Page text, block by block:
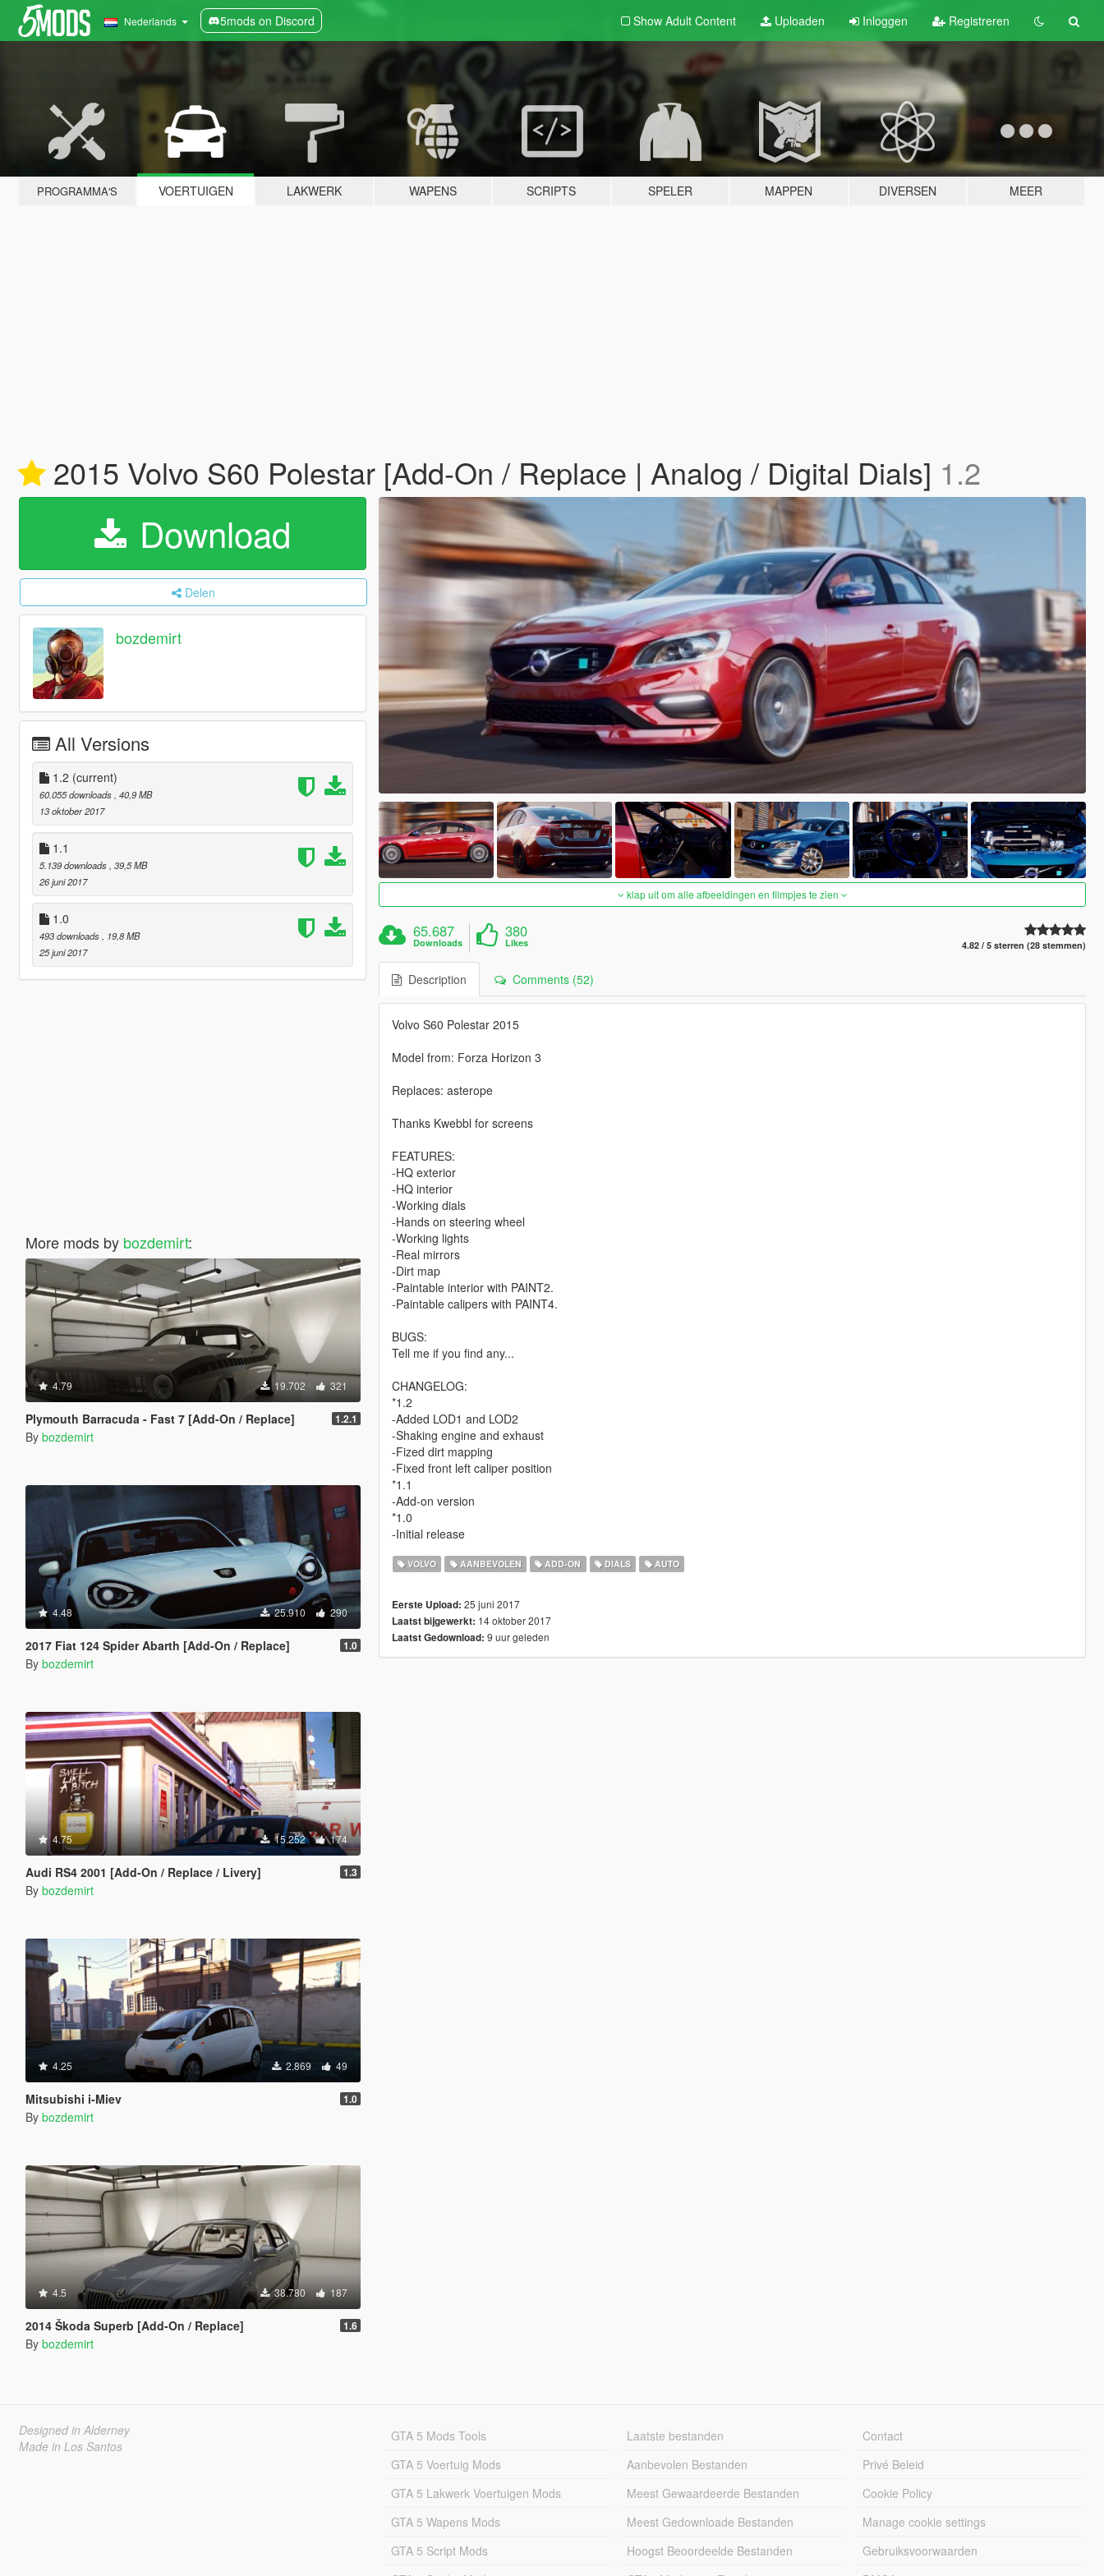
Nederlands 5mods on Discord Show Adult Content Uploaden Inloggen Registreren
PROGRAMMA'S VOERTUIGEN LAKWERK WAPENS SCRIPTS SPELER MAPPEN DIVERSEN MEER
2015 Volvo S60 Polestar [Add-On / Replace | Analog / Digital Dials] 1.2
Download
Delen
bozdemirt
All Versions
1.2 (current)
60.055 downloads , 40,9 MB
13 oktober 2017
1.1
5.139 downloads , 39,5 MB
26 juni 2017
1.0
493 downloads
, 19,8 MB
25 juni 2017
More mods by bozdemirt:
4.79 19.702 321
Plymouth Barracuda - Fast 7 [Add-On / Replace] 1.2.1
By bozdemirt
4.48 25.910 290
2017 Fiat 124 Spider Abarth [Add-On / Replace] 1.0
By bozdemirt
4.75 15.252 174
Audi RS4 2001 [Add-On / Replace / Livery] 1.3
By bozdemirt
4.25 2.869 49
Mitsubishi i-Miev 1.0
By bozdemirt
4.5 38.780 187
2014 Škoda Superb [Add-On / Replace] 1.6
By bozdemirt
klap uit om alle afbeeldingen en filmpjes te zien
65.687
Downloads
380
Likes 4.82 / 5 sterren (28 stemmen)
Description Comments (52)
Volvo S60 Polestar 2015
Model from: Forza Horizon 3
Replaces: asterope
Thanks Kwebbl for screens
FEATURES:
-HQ exterior
-HQ interior
-Working dials
-Hands on steering wheel
-Working lights
-Real mirrors
-Dirt map
-Paintable interior with PAINT2.
-Paintable calipers with PAINT4.
BUGS:
Tell me if you find any...
CHANGELOG:
*1.2
-Added LOD1 and LOD2
-Shaking engine and exhaust
-Fized dirt mapping
-Fixed front left caliper position
*1.1
-Add-on version
*1.0
-Initial release
VOLVO AANBEVOLEN ADD-ON DIALS AUTO
Eerste Upload: 25 juni 2017
Laatst bijgewerkt: 14 oktober 2017
Laatst Gedownload: 9 uur geleden
Designed in Alderney
Made in Los Santos
GTA 5 Mods Tools
GTA 5 Voertuig Mods
GTA 5 Lakwerk Voertuigen Mods
GTA 5 Wapens Mods
GTA 5 Script Mods
Laatste bestanden
Aanbevolen Bestanden
Meest Gewaardeerde Bestanden
Meest Gedownloade Bestanden
Hoogst Beoordeelde Bestanden
Contact
Privé Beleid
Cookie Policy
Manage cookie settings
Gebruiksvoorwaarden